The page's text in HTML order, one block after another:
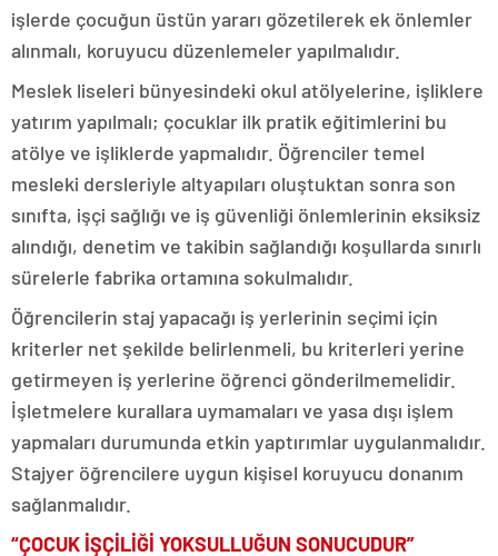
işlerde çocuğun üstün yararı gözetilerek ek önlemler
alınmalı, koruyucu düzenlemeler yapılmalıdır.
Meslek liseleri bünyesindeki okul atölyelerine, işliklere
yatırım yapılmalı; çocuklar ilk pratik eğitimlerini bu
atölye ve işliklerde yapmalıdır. Öğrenciler temel
mesleki dersleriyle altyapıları oluştuktan sonra son
sınıfta, işçi sağlığı ve iş güvenliği önlemlerinin eksiksiz
alındığı, denetim ve takibin sağlandığı koşullarda sınırlı
sürelerle fabrika ortamına sokulmalıdır.
Öğrencilerin staj yapacağı iş yerlerinin seçimi için
kriterler net şekilde belirlenmeli, bu kriterleri yerine
getirmeyen iş yerlerine öğrenci gönderilmemelidir.
İşletmelere kurallara uymamaları ve yasa dışı işlem
yapmaları durumunda etkin yaptırımlar uygulanmalıdır.
Stajyer öğrencilere uygun kişisel koruyucu donanım
sağlanmalıdır.
“ÇOCUK İŞÇİLİĞİ YOKSULLUĞUN SONUCUDUR”